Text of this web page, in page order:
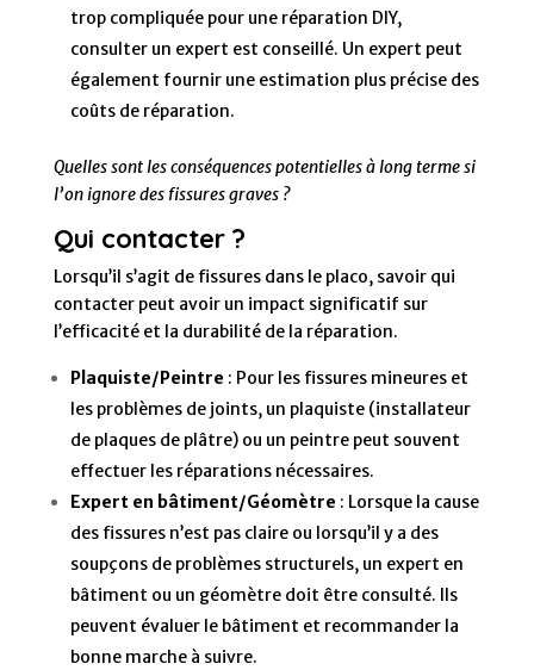
trop compliquée pour une réparation DIY,
consulter un expert est conseillé. Un expert peut
également fournir une estimation plus précise des
coûts de réparation.
Quelles sont les conséquences potentielles à long terme si
l’on ignore des fissures graves ?
Qui contacter ?
Lorsqu’il s’agit de fissures dans le placo, savoir qui
contacter peut avoir un impact significatif sur
l’efficacité et la durabilité de la réparation.
Plaquiste/Peintre : Pour les fissures mineures et
les problèmes de joints, un plaquiste (installateur
de plaques de plâtre) ou un peintre peut souvent
effectuer les réparations nécessaires.
Expert en bâtiment/Géomètre : Lorsque la cause
des fissures n’est pas claire ou lorsqu’il y a des
soupçons de problèmes structurels, un expert en
bâtiment ou un géomètre doit être consulté. Ils
peuvent évaluer le bâtiment et recommander la
bonne marche à suivre.